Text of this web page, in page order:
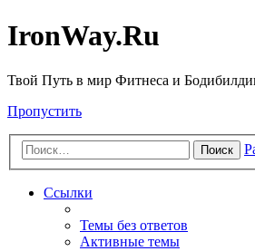
IronWay.Ru
Твой Путь в мир Фитнеса и
Пропустить
Поиск
Ссылки
Темы без ответов
Активные темы